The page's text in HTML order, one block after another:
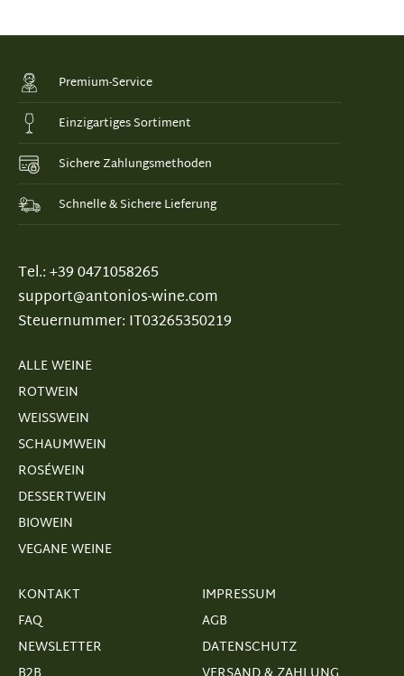
Premium-Service
Einzigartiges Sortiment
Sichere Zahlungsmethoden
Schnelle & Sichere Lieferung
Tel.: +39 0471058265
support@antonios-wine.com
Steuernummer: IT03265350219
ALLE WEINE
ROTWEIN
WEISSWEIN
SCHAUMWEIN
ROSÉWEIN
DESSERTWEIN
BIOWEIN
VEGANE WEINE
KONTAKT
FAQ
NEWSLETTER
IMPRESSUM
AGB
DATENSCHUTZ